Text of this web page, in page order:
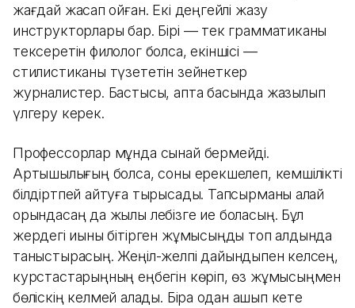
жағдай жасап қойған. Екі деңгейлі жазу
инструкторлары бар. Бірі — тек грамматиканы
тексеретін филолог болса, екіншісі —
cтилистиканы түзететін зейнеткер
журналистер. Бастысы, апта басында жазылып
үлгеру керек.
Профессорлар мұнда сынай бермейді.
Артықшылығың болса, соны ерекшелеп, кемшілікті
білдіртпей айтуға тырысады. Тапсырманы қалай
орындасаң да жылы лебізге ие боласың. Бұл
жердегі қиыны бітірген жұмысыңды топ алдында
таныстырасың. Жеңіл-желпі дайындықпен келсең,
курстастарыңның еңбегін көріп, өз жұмысыңмен
бөліскің келмей қалады. Бірақ одан қашып кете